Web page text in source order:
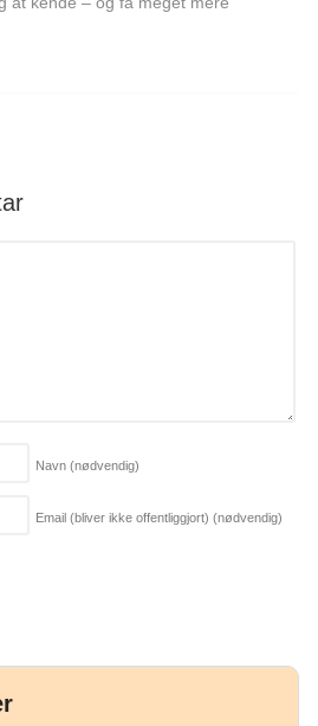
Navn (nødvendig)
Email (bliver ikke offentliggjort) (nødvendig)